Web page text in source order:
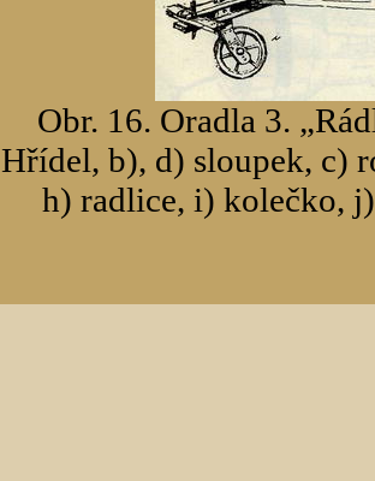
Obr. 16. Oradla 3.
Hřídel, b), d) sloupek, c)
h) radlice, i) kolečko,